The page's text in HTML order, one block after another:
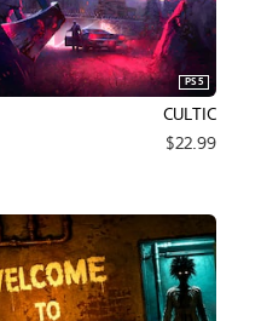
CULTIC
PS5
$22.99